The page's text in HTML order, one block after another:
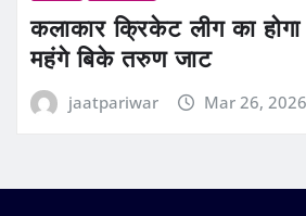
कलाकार क्रिकेट लीग का
महंगे बिके तरुण जाट
jaatpariwar Mar 26, 2026